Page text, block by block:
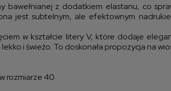
bawełnianej z dodatkiem elastanu, co
jest subtelnym, ale efektownym
w kształcie litery V, które dodaje
i świeżo. To doskonała propozycja na
rozmiarze 40